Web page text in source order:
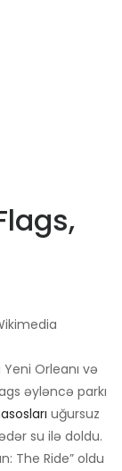
Orleanı və
əyləncə parkı
uğursuz
su ilə doldu.
The Ride” oldu